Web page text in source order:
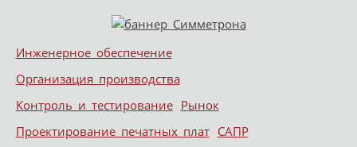
Меню
Skip to content
Инженерное обеспечение
Организация производства
Контроль и тестирование Рынок
Проектирование печатных плат САПР